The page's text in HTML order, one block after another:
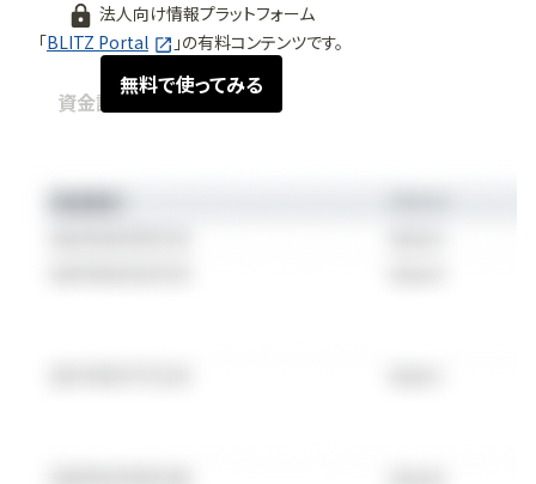
法人向け情報プラットフォーム
「BLITZ Portal 」の有料コンテンツです。
無料で使ってみる
資金調達情報